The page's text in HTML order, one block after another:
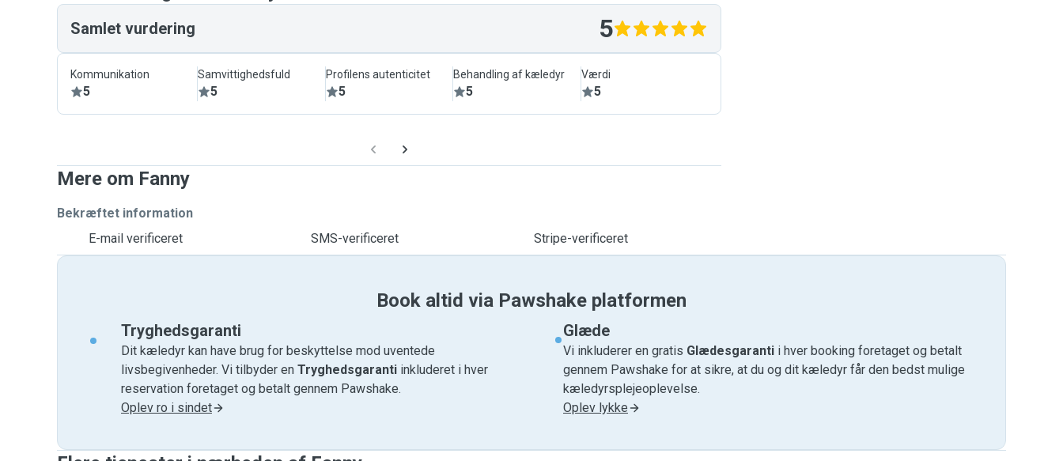
Samlet vurdering 5
Kommunikation
5
Samvittighedsfuld
5
Profilens autenticitet
5
Behandling af kæledyr
5
Værdi
5
Mere om Fanny
Bekræftet information
E-mail verificeret
SMS-verificeret Stripe-verificeret
Book altid via Pawshake platformen
Tryghedsgaranti
Dit kæledyr kan have brug for beskyttelse mod uventede
livsbegivenheder. Vi tilbyder en Tryghedsgaranti inkluderet i hver
reservation foretaget og betalt gennem Pawshake.
Oplev ro i sindet
Glæde
Vi inkluderer en gratis Glædesgaranti i hver booking foretaget og betalt
gennem Pawshake for at sikre, at du og dit kæledyr får den bedst mulige
kæledyrsplejeoplevelse.
Oplev lykke